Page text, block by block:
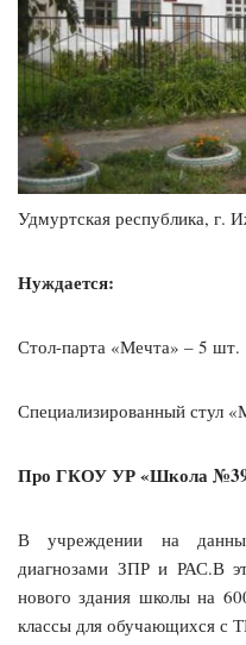
Удмуртская республика, г.
Нуждается:
Стол-парта «Мечта» – 5 шт.
Специализированный стул
Про ГКОУ УР «Школа
В учреждении на
диагнозами ЗПР и РАС.В
нового здания школы на
классы для обучающихся с